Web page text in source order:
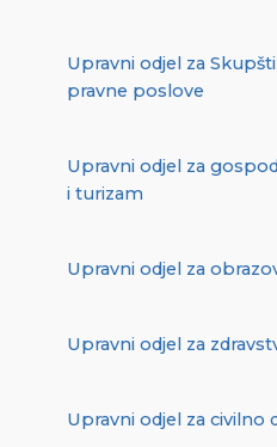
Upravni odjel za
pravne poslove
Upravni odjel za
i turizam
Upravni odjel za
Upravni odjel za
Upravni odjel za civilno